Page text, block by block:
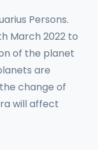
Persons.
March 2022 to
of the planet
are
change of
will affect